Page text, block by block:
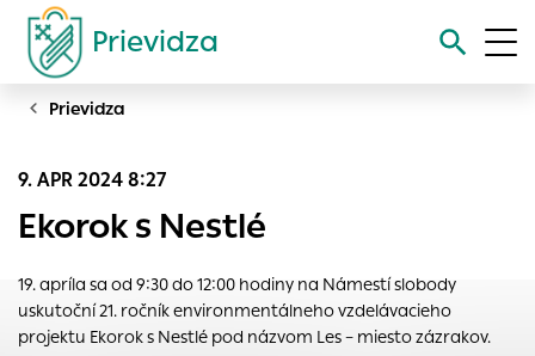
Prievidza
Vyhľadávanie
Prievidza
9. APR 2024 8:27
Ekorok s Nestlé
19. apríla sa od 9:30 do 12:00 hodiny na Námestí slobody
uskutoční 21. ročník environmentálneho vzdelávacieho
projektu Ekorok s Nestlé pod názvom Les – miesto zázrakov.
Nastavenie cookies
ukladať informácie o vašej aktivite a preferenciách.
Používajú sa napríklad k tomu, aby si webový prehliadač
zapamätoval Vaše prihlásenie alebo aby sa uložila Vaša